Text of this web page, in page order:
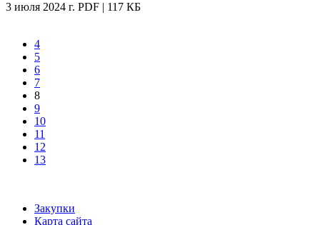
3 июля 2024 г. PDF | 117 КБ
4
5
6
7
8
9
10
11
12
13
Закупки
Карта сайта